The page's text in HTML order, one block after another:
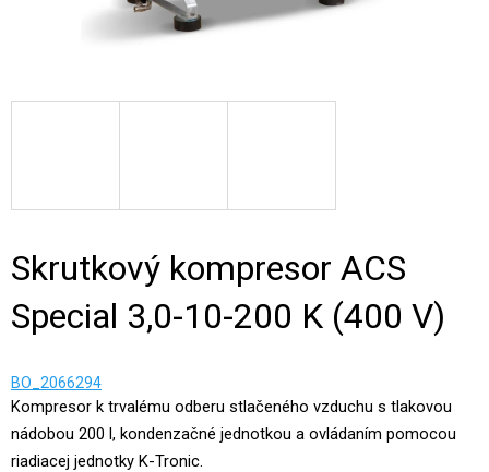
Skrutkový kompresor ACS
Special 3,0-10-200 K (400 V)
BO_2066294
Kompresor k trvalému odberu stlačeného vzduchu s tlakovou
nádobou 200 l, kondenzačné jednotkou a ovládaním pomocou
riadiacej jednotky K-Tronic.